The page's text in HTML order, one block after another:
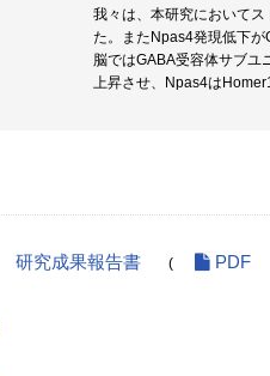
我々は、本研究において
た。またNpas4発現低下
脳ではGABA受容体サブユ
上昇させ、Npas4は
研究成果報告書 ( PDF